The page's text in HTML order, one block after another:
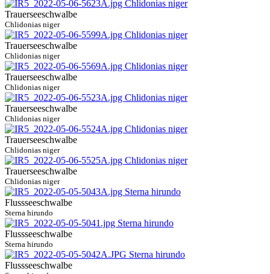
Trauerseeschwalbe
Chlidonias niger
Trauerseeschwalbe
Chlidonias niger
Trauerseeschwalbe
Chlidonias niger
Trauerseeschwalbe
Chlidonias niger
Trauerseeschwalbe
Chlidonias niger
Trauerseeschwalbe
Chlidonias niger
Flussseeschwalbe
Sterna hirundo
Flussseeschwalbe
Sterna hirundo
Flussseeschwalbe